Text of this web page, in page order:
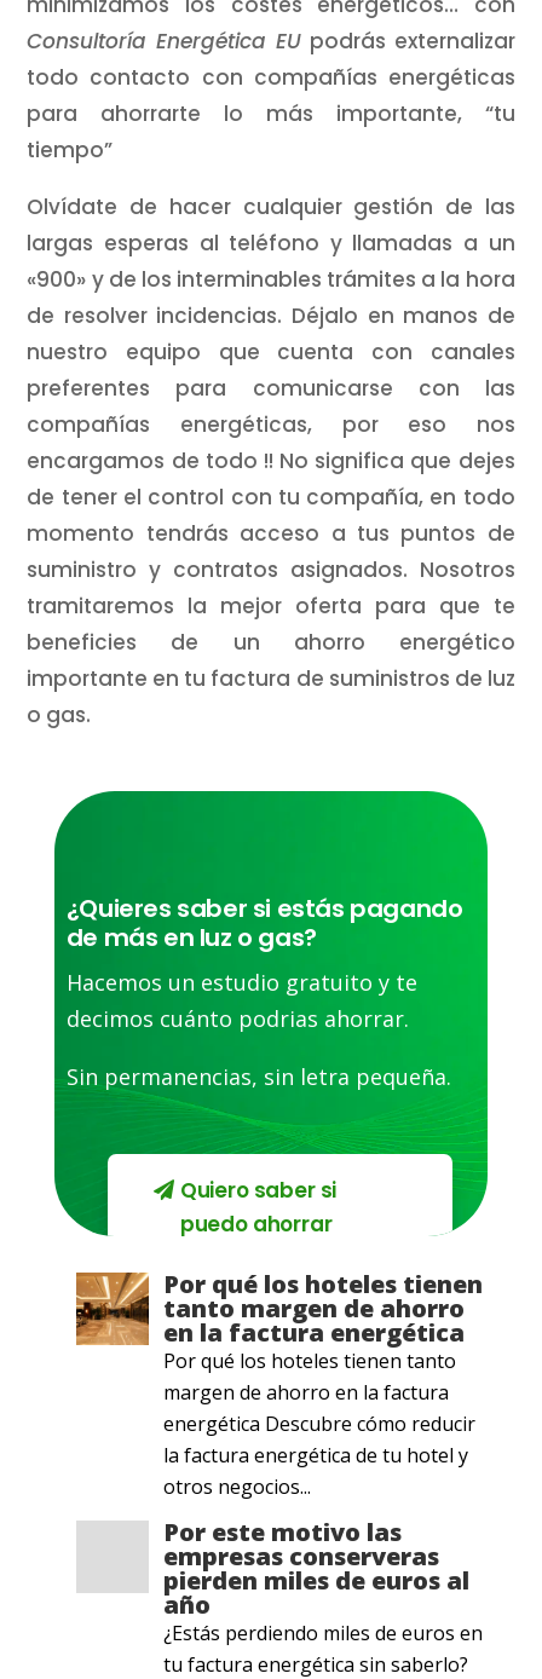
Consultoría Energética EU podrás externalizar
todo contacto con compañías energéticas
para ahorrarte lo más importante, “tu
tiempo”
Olvídate de hacer cualquier gestión de las
largas esperas al teléfono y llamadas a un
«900» y de los interminables trámites a la hora
de resolver incidencias. Déjalo en manos de
nuestro equipo que cuenta con canales
preferentes para comunicarse con las
compañías energéticas, por eso nos
encargamos de todo !! No significa que dejes
de tener el control con tu compañía, en todo
momento tendrás acceso a tus puntos de
suministro y contratos asignados. Nosotros
tramitaremos la mejor oferta para que te
beneficies de un ahorro energético
importante en tu factura de suministros de luz
o gas.
¿Quieres saber si estás pagando
de más en luz o gas?
Hacemos un estudio gratuito y te
decimos cuánto podrias ahorrar.
Sin permanencias, sin letra pequeña.
Quiero saber si
puedo ahorrar
Por qué los hoteles tienen
tanto margen de ahorro
en la factura energética
Por qué los hoteles tienen tanto
margen de ahorro en la factura
energética Descubre cómo reducir
la factura energética de tu hotel y
otros negocios...
Por este motivo las
empresas conserveras
pierden miles de euros al
año
¿Estás perdiendo miles de euros en
tu factura energética sin saberlo?